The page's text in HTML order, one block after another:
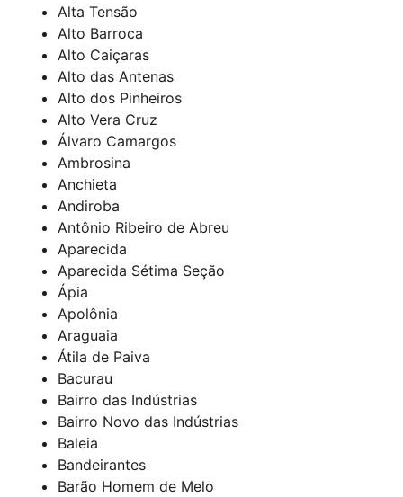
Alta Tensão
Alto Barroca
Alto Caiçaras
Alto das Antenas
Alto dos Pinheiros
Alto Vera Cruz
Álvaro Camargos
Ambrosina
Anchieta
Andiroba
Antônio Ribeiro de Abreu
Aparecida
Aparecida Sétima Seção
Ápia
Apolônia
Araguaia
Átila de Paiva
Bacurau
Bairro das Indústrias
Bairro Novo das Indústrias
Baleia
Bandeirantes
Barão Homem de Melo